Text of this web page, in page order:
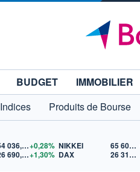
BUDGET IMMOBILIER
Indices Produits de Bourse
54 036,93+0,28%
26 690,62+1,30%
NIKKEI 65 606,71
DAX
26 319,45